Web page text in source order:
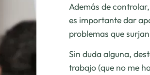
Además de
es importante dar
problemas que
Sin duda alguna,
trabajo (que no me